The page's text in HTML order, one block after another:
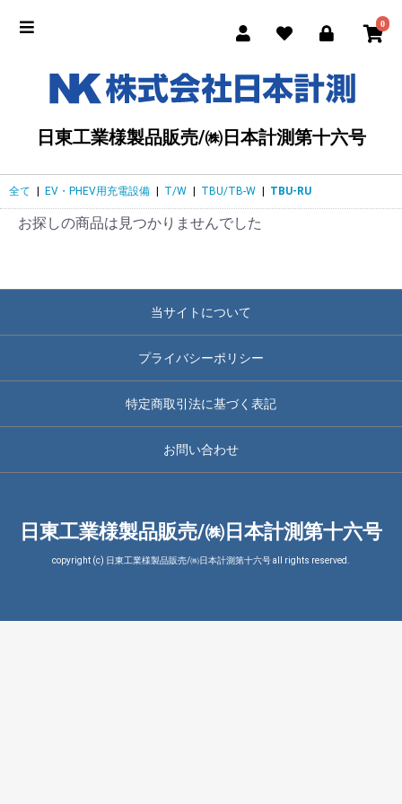
0
日東工業様製品販売/㈱日本計測第十六号
全て EV・PHEV用充電設備 T/W TBU/TB-W TBU-RU
お探しの商品は見つかりませんでした
当サイトについて
プライバシーポリシー
特定商取引法に基づく表記
お問い合わせ
日東工業様製品販売/㈱日本計測第十六号
copyright (c) 日東工業様製品販売/㈱日本計測第十六号 all rights reserved.